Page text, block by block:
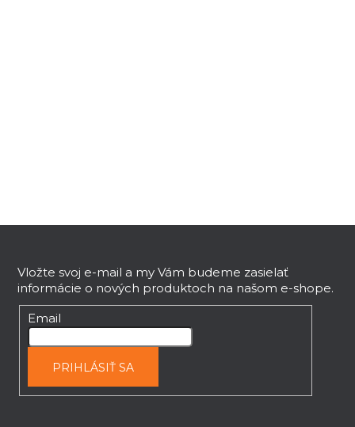
Vložte svoj e-mail a my Vám budeme zasielať
informácie o nových produktoch na našom e-shope.
Email
PRIHLÁSIŤ SA